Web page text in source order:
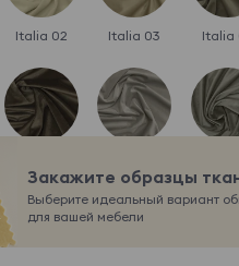
Italia 02 Italia 03 Italia
Закажите образцы
Выберите идеальный вариант
для вашей мебели